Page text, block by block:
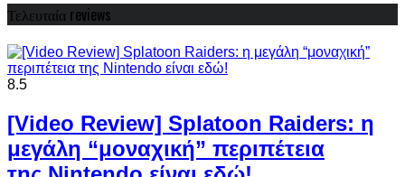
Τελευταία reviews
8.5
[Video Review] Splatoon Raiders: η
μεγάλη “μοναχική” περιπέτεια